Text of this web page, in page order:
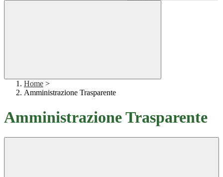
Home >
Amministrazione Trasparente
Amministrazione Trasparente